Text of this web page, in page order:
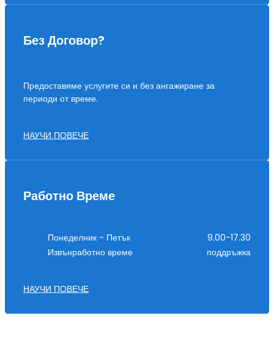
Без Договор?
Предоставяме услугите си и без ангажиране за
периоди от време.
НАУЧИ ПОВЕЧЕ
Работно Време
Понеделник - Петък
9.00-17.30
Извънработно време
поддръжка
НАУЧИ ПОВЕЧЕ